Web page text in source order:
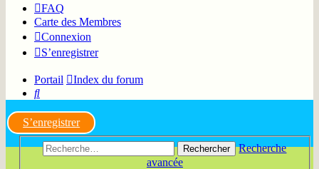
FAQ
Carte des Membres
Connexion
S’enregistrer
Portail
Index du forum
Rechercher
S’enregistrer
Rechercher
Recherche
avancée